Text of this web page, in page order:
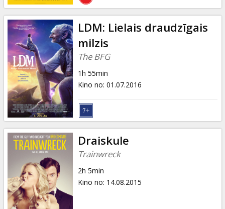
LDM: Lielais draudzīgais
milzis
The BFG
1h 55min
Kino no: 01.07.2016
Draiskule
Trainwreck
2h 5min
Kino no: 14.08.2015